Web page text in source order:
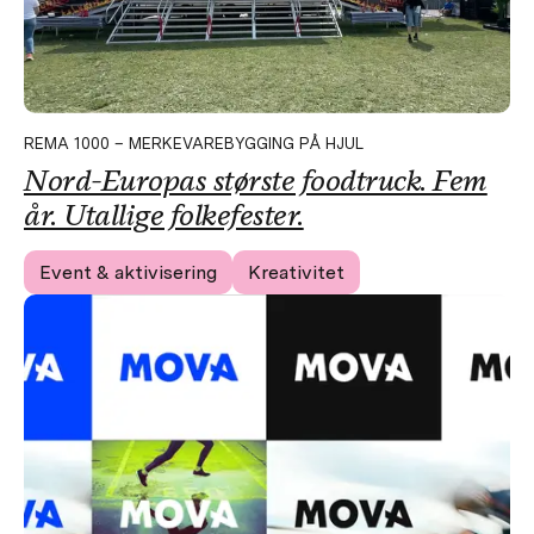
REMA 1000 – MERKEVAREBYGGING PÅ HJUL
Nord-Europas største foodtruck. Fem
år. Utallige folkefester.
Event & aktivisering Kreativitet